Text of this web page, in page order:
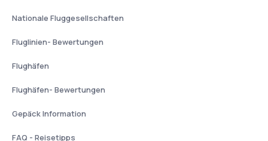
Nationale Fluggesellschaften
Fluglinien- Bewertungen
Flughäfen
Flughäfen- Bewertungen
Gepäck Information
FAQ - Reisetipps